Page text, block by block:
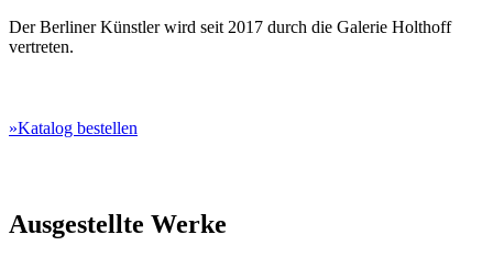
Der Berliner Künstler wird seit 2017 durch die Galerie Holthoff
vertreten.
»Katalog bestellen
Ausgestellte Werke